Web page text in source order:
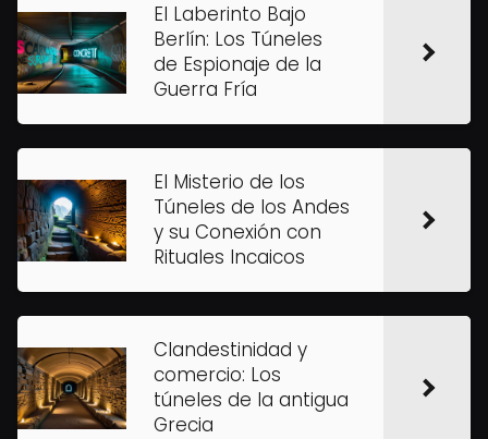
El Laberinto Bajo
Berlín: Los Túneles
de Espionaje de la
Guerra Fría
El Misterio de los
Túneles de los Andes
y su Conexión con
Rituales Incaicos
Clandestinidad y
comercio: Los
túneles de la antigua
Grecia